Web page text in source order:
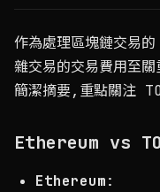
作為處理區塊鏈交易
雜交易的交易費用至
簡潔摘要,重點關注
Ethereum vs
Ethereum: